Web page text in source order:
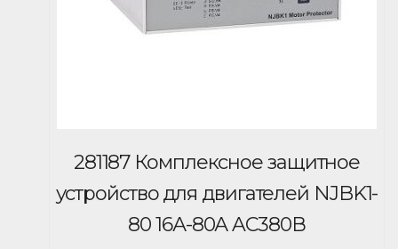
281187 Комплексное защитное
устройство для двигателей NJBK1-
80 16А-80А AC380В